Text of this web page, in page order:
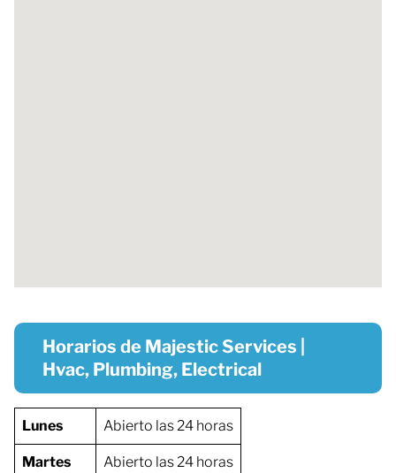
Horarios de Majestic Services |
Hvac, Plumbing, Electrical
Lunes Abierto las 24 horas
Martes Abierto las 24 horas